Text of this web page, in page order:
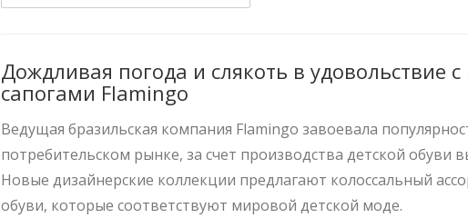
Дождливая погода и слякоть в удовольствие
сапогами Flamingo
Ведущая бразильская компания Flamingo завоевала
потребительском рынке, за счет производства детской обуви
Новые дизайнерские коллекции предлагают колоссальный
обуви, которые соответствуют мировой детской моде.